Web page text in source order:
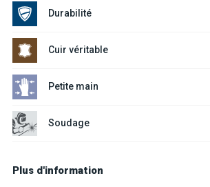
Durabilité
Cuir véritable
Petite main
Soudage
Plus d'information